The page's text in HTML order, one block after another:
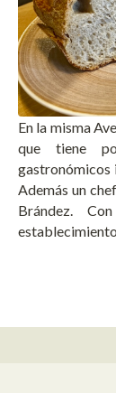
En la misma
que tiene
gastronómicos
Además un
Brández.